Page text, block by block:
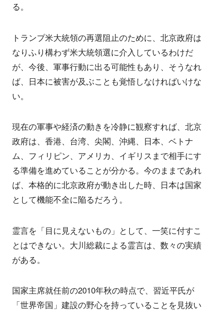
る。
トランプ米大統領の再選阻止のために、北京政府は
なりふり構わず米大統領選に介入しているわけだ
が、今後、軍事行動に出る可能性もあり、そうなれ
ば、日本に被害が及ぶことも覚悟しなければいけな
い。
現在の軍事や経済の動きを冷静に観察すれば、北京
政府は、香港、台湾、尖閣、沖縄、日本、ベトナ
ム、フィリピン、アメリカ、イギリスまで相手にす
る準備を進めていることが分かる。今のままであれ
ば、本格的に北京政府が動き出した時、日本は国家
として機能不全に陥るだろう。
霊言を「目に見えないもの」として、一笑に付すこ
とはできない。大川総裁による霊言は、数々の実績
がある。
国家主席就任前の2010年秋の時点で、習近平氏が
「世界帝国」建設の野心を持っていることを見抜い